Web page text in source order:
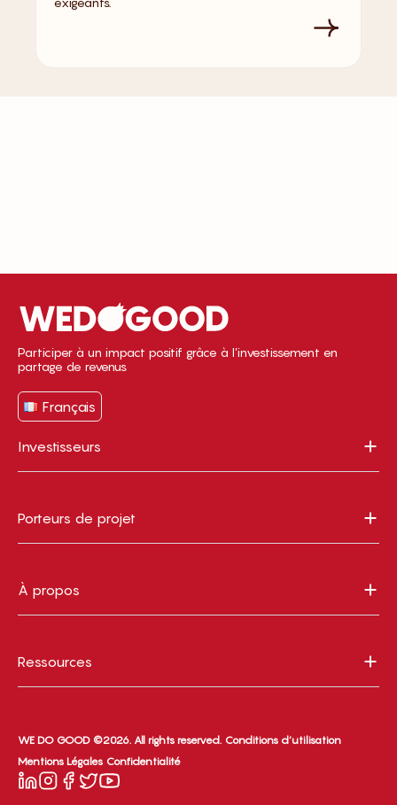
Participer à un impact positif grâce à l’investissement en
partage de revenus
Français
Investisseurs
Porteurs de projet
À propos
Ressources
WE DO GOOD ©2026. All rights reserved. Conditions d’utilisation
Mentions Légales Confidentialité